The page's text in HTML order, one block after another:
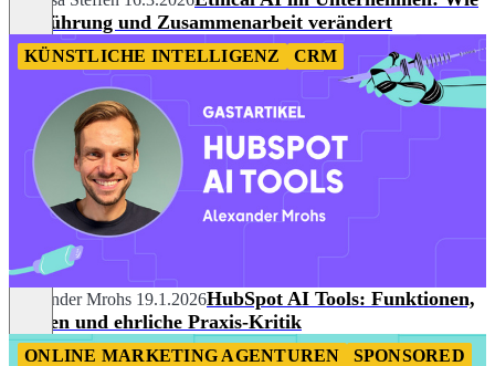
KI Führung und Zusammenarbeit verändert
KÜNSTLICHE INTELLIGENZ CRM
Alexander Mrohs 19.1.2026HubSpot AI Tools: Funktionen,
Nutzen und ehrliche Praxis-Kritik
ONLINE MARKETING AGENTUREN SPONSORED